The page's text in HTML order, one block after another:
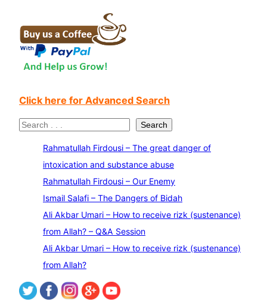
Click here for Advanced Search
S
Search
Rahmatullah Firdousi – The great danger of
intoxication and substance abuse
Rahmatullah Firdousi – Our Enemy
Ismail Salafi – The Dangers of Bidah
Ali Akbar Umari – How to receive rizk (sustenance)
from Allah? – Q&A Session
Ali Akbar Umari – How to receive rizk (sustenance)
from Allah?